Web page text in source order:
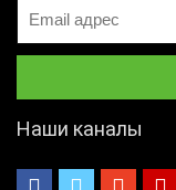
Наши каналы